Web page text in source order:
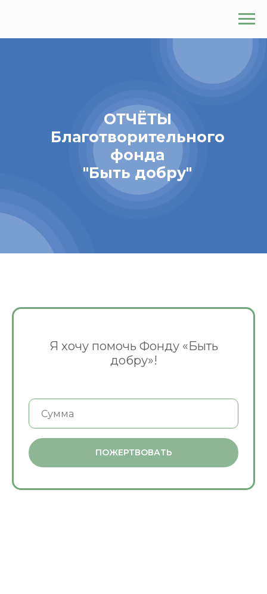
ОТЧЁТЫ
Благотворительного
фонда
"Быть добру"
Я хочу помочь Фонду «Быть
добру»!
ПОЖЕРТВОВАТЬ